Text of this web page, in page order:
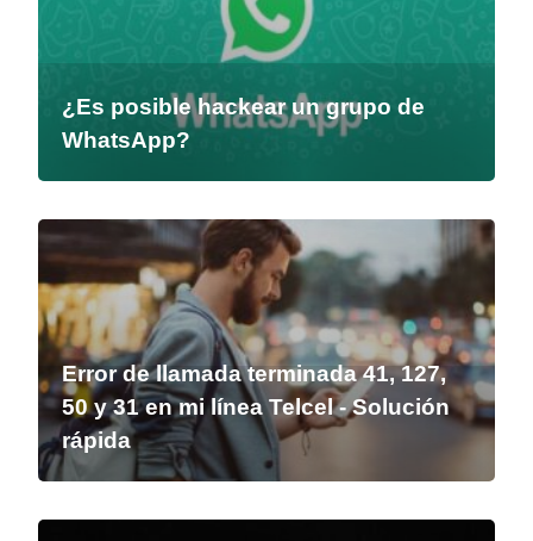
¿Es posible hackear un grupo de
WhatsApp?
Error de llamada terminada 41, 127,
50 y 31 en mi línea Telcel - Solución
rápida